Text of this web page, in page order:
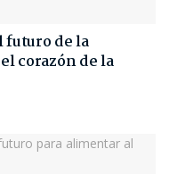
futuro de la
corazón de la